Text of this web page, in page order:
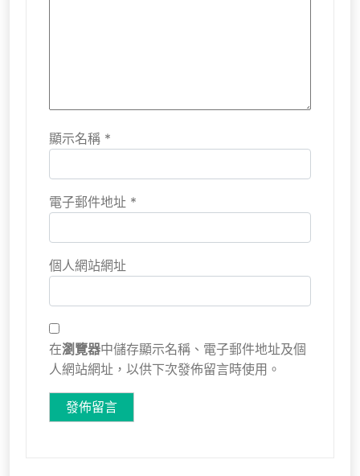
顯示名稱 *
電子郵件地址 *
個人網站網址
在瀏覽器中儲存顯示名稱、電子郵件地址及個
人網站網址，以供下次發佈留言時使用。